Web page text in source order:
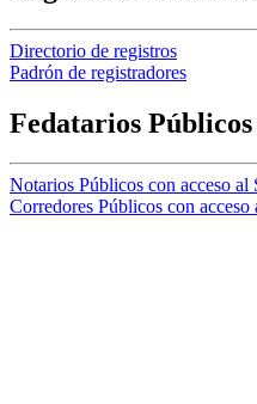
Directorio de registros
Padrón de registradores
Fedatarios Públicos
Notarios Públicos con acceso al
Corredores Públicos con